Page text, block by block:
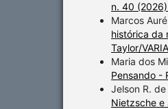
n. 40
Marcos
histórica da
Taylor/VARIA
Maria dos
Pensando -
Jelson R.
Nietzsche e